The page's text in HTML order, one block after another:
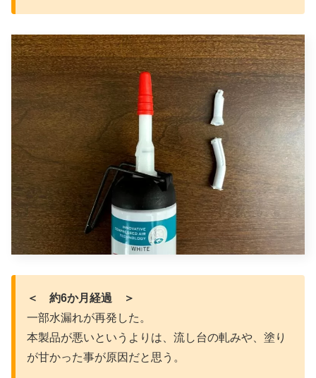
＜ 約6か月経過 ＞
一部水漏れが再発した。
本製品が悪いというよりは、流し台の軋みや、塗り
が甘かった事が原因だと思う。